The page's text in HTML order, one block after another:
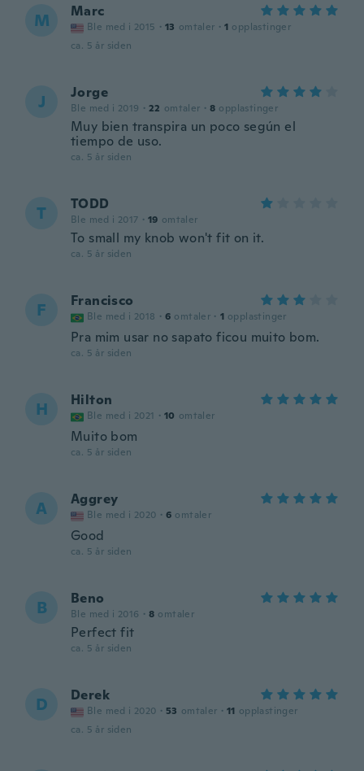
M Marc
Ble med i 2015 · 13 omtaler · 1 opplastinger
ca. 5 år siden
J Jorge
Ble med i 2019 · 22 omtaler · 8 opplastinger
Muy bien transpira un poco según el
tiempo de uso.
ca. 5 år siden
T TODD
Ble med i 2017 · 19 omtaler
To small my knob won't fit on it.
ca. 5 år siden
F Francisco
Ble med i 2018 · 6 omtaler · 1 opplastinger
Pra mim usar no sapato ficou muito bom.
ca. 5 år siden
H Hilton
Ble med i 2021 · 10 omtaler
Muito bom
ca. 5 år siden
A Aggrey
Ble med i 2020 · 6 omtaler
Good
ca. 5 år siden
B Beno
Ble med i 2016 · 8 omtaler
Perfect fit
ca. 5 år siden
D Derek
Ble med i 2020 · 53 omtaler · 11 opplastinger
ca. 5 år siden